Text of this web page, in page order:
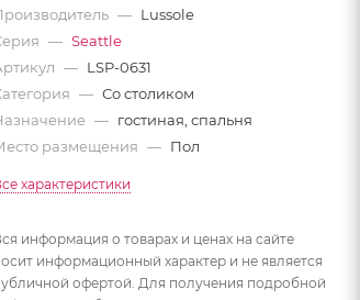
— Lussole
— Seattle
— LSP-0631
— Со столиком
— гостиная, спальня
размещения — Пол
характеристики
информация о товарах и ценах на сайте
информационный характер и не является
офертой. Для получения подробной